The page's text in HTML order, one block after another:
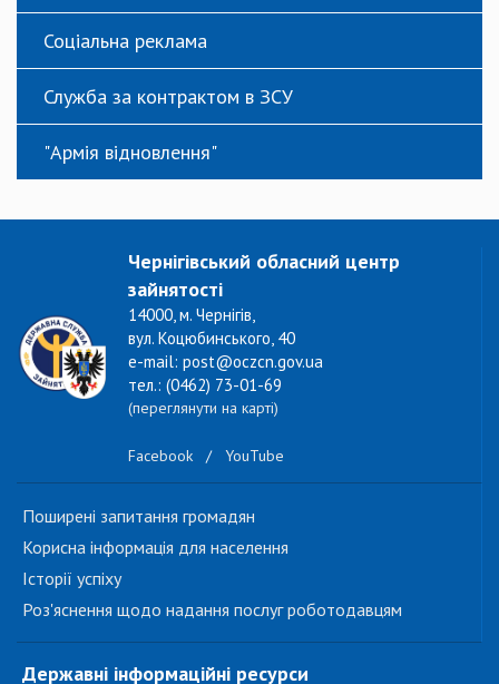
Соціальна реклама
Служба за контрактом в ЗСУ
"Армія відновлення"
Чернігівський обласний центр
зайнятості
14000, м. Чернігів,
вул. Коцюбинського, 40
e-mail: post@oczcn.gov.ua
тел.: (0462) 73-01-69
(переглянути на карті)
Facebook / YouTube
Поширені запитання громадян
Корисна інформація для населення
Історії успіху
Роз'яснення щодо надання послуг роботодавцям
Державні інформаційні ресурси